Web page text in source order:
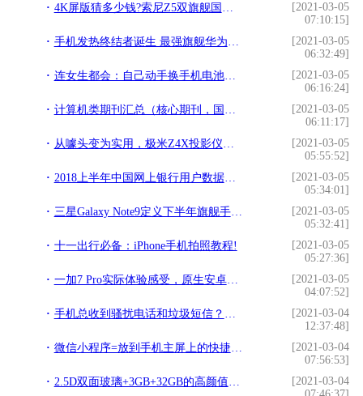
4K屏版猜多少钱?索尼Z5双旗舰国内发布!
[2021-03-05
07:10:15]
手机发热终结者诞生 最强旗舰华为Mate20或搭载石墨烯散热技术!
[2021-03-05
06:32:49]
连女生都会：自己动手换手机电池、清洁摄像头!
[2021-03-05
06:16:24]
计算机类期刊汇总（核心期刊，国家级期刊）!
[2021-03-05
06:11:17]
从噱头变为实用，极米Z4X投影仪评测!
[2021-03-05
05:55:52]
2018上半年中国网上银行用户数据分析：用户规模达4.17亿!
[2021-03-05
05:34:01]
三星Galaxy Note9定义下半年旗舰手机流行趋势!
[2021-03-05
05:32:41]
十一出行必备：iPhone手机拍照教程!
[2021-03-05
05:27:36]
一加7 Pro实际体验感受，原生安卓也并不差!
[2021-03-05
04:07:52]
手机总收到骚扰电话和垃圾短信？记住这些屏蔽措施！!
[2021-03-04
12:37:48]
微信小程序=放到手机主屏上的快捷方式？!
[2021-03-04
07:56:53]
2.5D双面玻璃+3GB+32GB的高颜值手机，从1699元直降750元!
[2021-03-04